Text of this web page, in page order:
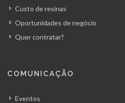
Custo de resinas
Oportunidades de negócio
Quer contratar?
COMUNICAÇÃO
Eventos